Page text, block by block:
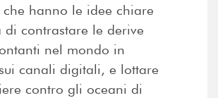
che hanno le idee chiare
di contrastare le derive
nel mondo in
canali digitali, e lottare
contro gli oceani di